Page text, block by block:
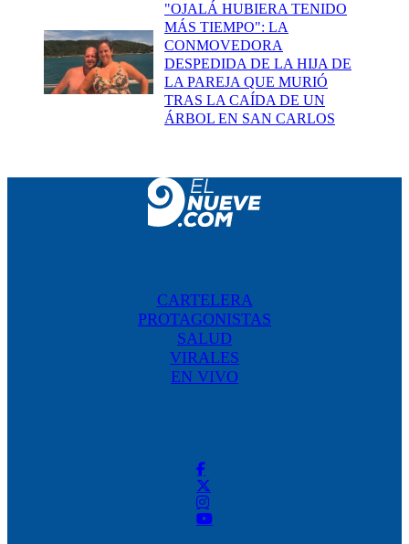
"OJALÁ HUBIERA TENIDO
MÁS TIEMPO": LA
CONMOVEDORA
DESPEDIDA DE LA HIJA DE
LA PAREJA QUE MURIÓ
TRAS LA CAÍDA DE UN
ÁRBOL EN SAN CARLOS
CARTELERA
PROTAGONISTAS
SALUD
VIRALES
EN VIVO